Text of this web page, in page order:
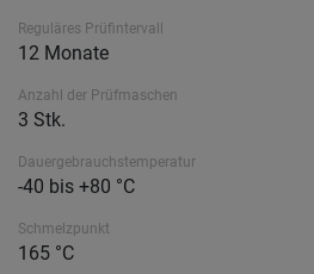
Reguläres Prüfintervall
12 Monate
Anzahl der Prüfmaschen
3 Stk.
Dauergebrauchstemperatur
-40 bis +80 °C
Schmelzpunkt
165 °C